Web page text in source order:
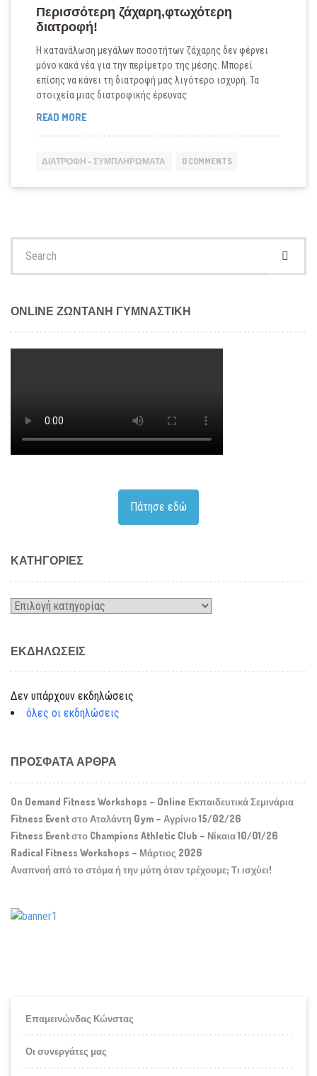
Περισσότερη ζάχαρη,φτωχότερη
διατροφή!
H κατανάλωση μεγάλων ποσοτήτων ζάχαρης δεν φέρνει
μόνο κακά νέα για την περίμετρο της μέσης. Μπορεί
επίσης να κάνει τη διατροφή μας λιγότερο ισχυρή. Τα
στοιχεία μιας διατροφικής έρευνας
READ MOREΠΕΡΙΣΣΌΤΕΡΗ
ΔΙΑΤΡΟΦΉ - ΣΥΜΠΛΗΡΏΜΑΤΑ 0 COMMENTS
ONLINE ΖΩΝΤΑΝΗ ΓΥΜΝΑΣΤΙΚΗ
Πάτησε εδώ
KΑΤΗΓΟΡΊΕΣ
Kατηγορίες
ΕΚΔΗΛΏΣΕΙΣ
Δεν υπάρχουν εκδηλώσεις
όλες οι εκδηλώσεις
ΠΡΌΣΦΑΤΑ ΆΡΘΡΑ
On Demand Fitness Workshops – Online Εκπαιδευτικά Σεμινάρια
Fitness Event στο Αταλάντη Gym – Αγρίνιο 15/02/26
Fitness Event στο Champions Athletic Club – Νίκαια 10/01/26
Radical Fitness Workshops – Μάρτιος 2026
Αναπνοή από το στόμα ή την μύτη όταν τρέχουμε; Τι ισχύει!
Επαμεινώνδας Κώνστας
Οι συνεργάτες μας